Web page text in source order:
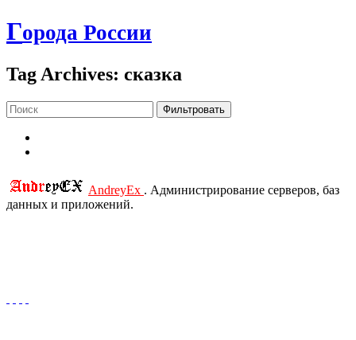
Города России
Tag Archives: сказка
Фильтровать
AndreyEx . Администрирование серверов, баз
данных и приложений.